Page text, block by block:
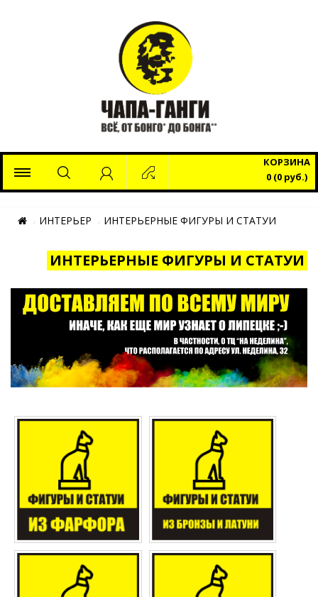
КОРЗИНА
0 (0 руб.)
ИНТЕРЬЕР ИНТЕРЬЕРНЫЕ ФИГУРЫ И СТАТУИ
ИНТЕРЬЕРНЫЕ ФИГУРЫ И СТАТУИ